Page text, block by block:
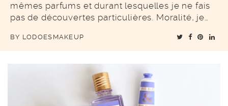
mêmes parfums et durant lesquelles je ne fais
pas de découvertes particulières. Moralité, je…
BY LODOESMAKEUP